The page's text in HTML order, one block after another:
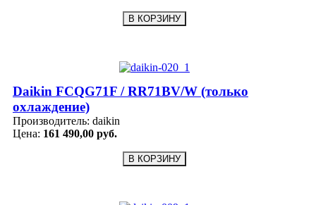
Daikin FCQG71F / RR71BV/W (только
охлаждение)
Производитель: daikin
Цена: 161 490,00 руб.